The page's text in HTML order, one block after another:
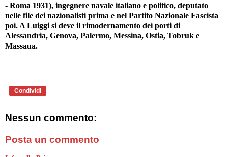
- Roma 1931), ingegnere navale italiano e politico, deputato
nelle file dei nazionalisti prima e nel Partito Nazionale Fascista
poi. A Luiggi si deve il rimodernamento dei porti di
Alessandria, Genova, Palermo, Messina, Ostia, Tobruk e
Massaua.
Condividi
Nessun commento:
Posta un commento